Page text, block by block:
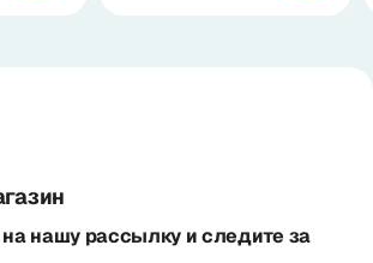
нашу рассылку и следите за